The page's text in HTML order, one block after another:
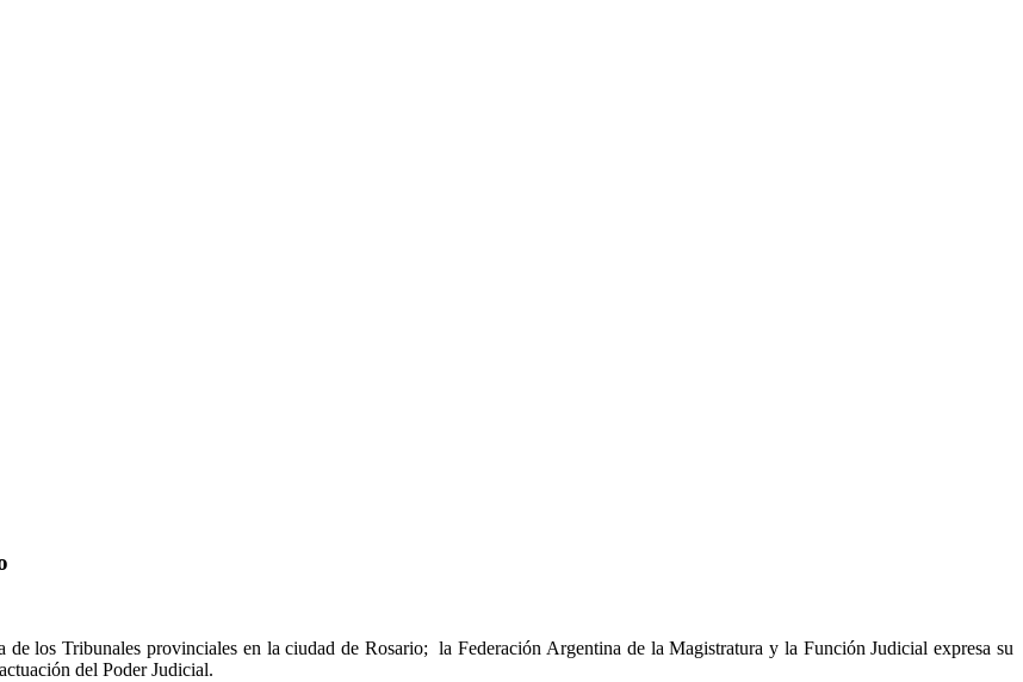
de los Tribunales provinciales en la ciudad de Rosario; la Federación Argentina de la Magistratura y la Función Judicial expresa su
del Poder Judicial.